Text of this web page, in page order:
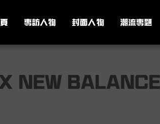
專訪人物 封面人物 潮流專題
NEW